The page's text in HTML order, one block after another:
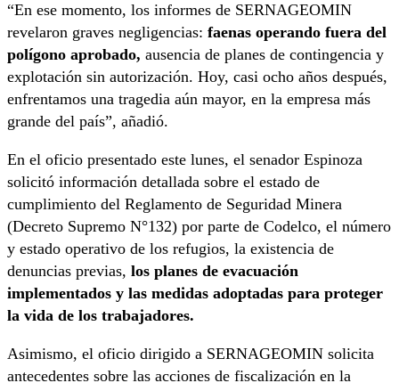
“En ese momento, los informes de SERNAGEOMIN
revelaron graves negligencias: faenas operando fuera del
polígono aprobado, ausencia de planes de contingencia y
explotación sin autorización. Hoy, casi ocho años después,
enfrentamos una tragedia aún mayor, en la empresa más
grande del país”, añadió.
En el oficio presentado este lunes, el senador Espinoza
solicitó información detallada sobre el estado de
cumplimiento del Reglamento de Seguridad Minera
(Decreto Supremo N°132) por parte de Codelco, el número
y estado operativo de los refugios, la existencia de
denuncias previas, los planes de evacuación
implementados y las medidas adoptadas para proteger
la vida de los trabajadores.
Asimismo, el oficio dirigido a SERNAGEOMIN solicita
antecedentes sobre las acciones de fiscalización en la